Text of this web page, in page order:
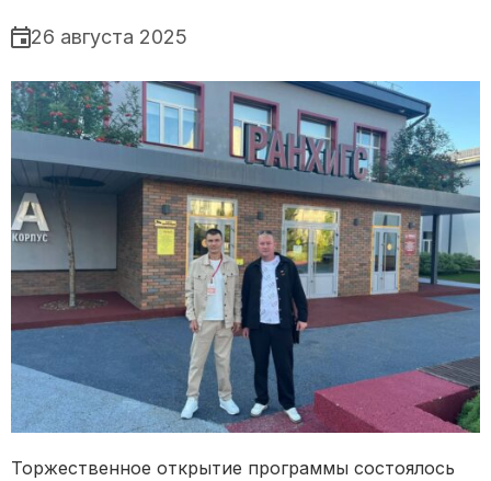
26 августа 2025
Торжественное открытие программы состоялось